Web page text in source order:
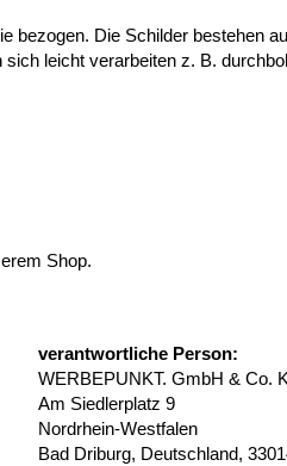
Die Schilder bestehen
leicht verarbeiten z. B.
Shop.
verantwortliche Person:
WERBEPUNKT. GmbH & Co.
Am Siedlerplatz 9
Nordrhein-Westfalen
Bad Driburg, Deutschland,